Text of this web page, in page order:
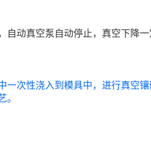
自动真空泵自动停止，真空下降一
次性浇入到模具中，进行真空镶
。